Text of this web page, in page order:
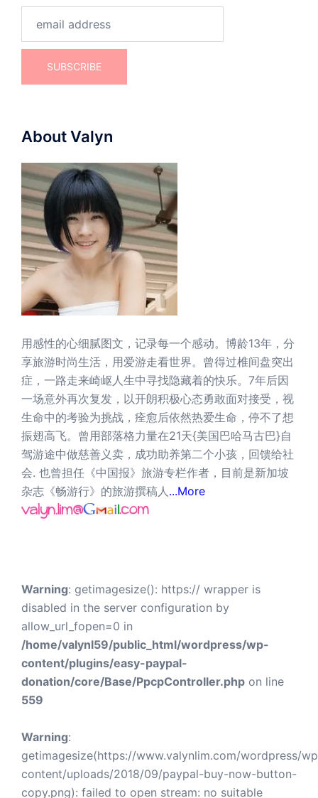
About Valyn
用感性的心细腻图文，记录每一个感动。博龄13年，分
享旅游时尚生活，用爱游走看世界。曾得过椎间盘突出
症，一路走来崎岖人生中寻找隐藏着的快乐。7年后因
一场意外再次复发，以开朗积极心态勇敢面对接受，视
生命中的考验为挑战，痊愈后依然热爱生命，停不了想
振翅高飞。曾用部落格力量在21天{美国巴哈马古巴}自
驾游途中做慈善义卖，成功助养第二个小孩，回馈给社
会. 也曾担任《中国报》旅游专栏作者，目前是新加坡
杂志《畅游行》的旅游撰稿人 ...More
Warning: getimagesize(): https:// wrapper is
disabled in the server configuration by
allow_url_fopen=0 in
/home/valynl59/public_html/wordpress/wp-
content/plugins/easy-paypal-
donation/core/Base/PpcpController.php on line
559
Warning:
getimagesize(https://www.valynlim.com/wordpress/
content/uploads/2018/09/paypal-buy-now-button-
copy.png): failed to open stream: no suitable